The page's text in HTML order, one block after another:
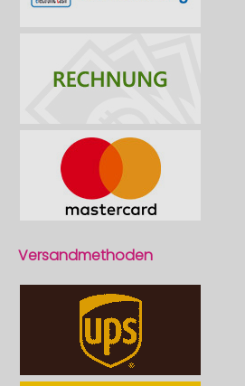
Versandmethoden